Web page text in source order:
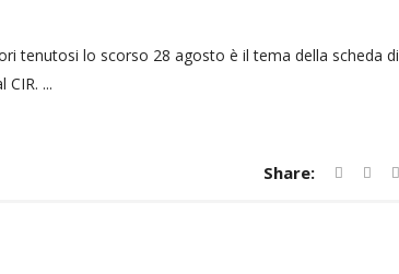
tenutosi lo scorso 28 agosto è il tema della scheda di
...
Share: